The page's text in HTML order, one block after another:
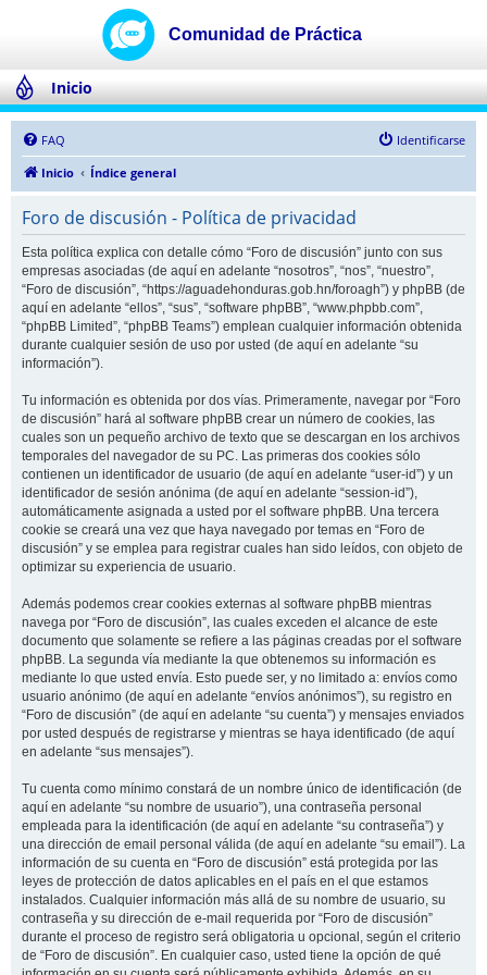
Inicio
FAQ
Identificarse
Inicio
Índice general
Foro de discusión - Política de privacidad
Esta política explica con detalle cómo “Foro de discusión” junto con sus
empresas asociadas (de aquí en adelante “nosotros”, “nos”, “nuestro”,
“Foro de discusión”, “https://aguadehonduras.gob.hn/foroagh”) y phpBB (de
aquí en adelante “ellos”, “sus”, “software phpBB”, “www.phpbb.com”,
“phpBB Limited”, “phpBB Teams”) emplean cualquier información obtenida
durante cualquier sesión de uso por usted (de aquí en adelante “su
información”).
Tu información es obtenida por dos vías. Primeramente, navegar por “Foro
de discusión” hará al software phpBB crear un número de cookies, las
cuales son un pequeño archivo de texto que se descargan en los archivos
temporales del navegador de su PC. Las primeras dos cookies sólo
contienen un identificador de usuario (de aquí en adelante “user-id”) y un
identificador de sesión anónima (de aquí en adelante “session-id”),
automáticamente asignada a usted por el software phpBB. Una tercera
cookie se creará una vez que haya navegado por temas en “Foro de
discusión” y se emplea para registrar cuales han sido leídos, con objeto de
optimizar su experiencia de usuario.
Además podemos crear cookies externas al software phpBB mientras
navega por “Foro de discusión”, las cuales exceden el alcance de este
documento que solamente se refiere a las páginas creadas por el software
phpBB. La segunda vía mediante la que obtenemos su información es
mediante lo que usted envía. Esto puede ser, y no limitado a: envíos como
usuario anónimo (de aquí en adelante “envíos anónimos”), su registro en
“Foro de discusión” (de aquí en adelante “su cuenta”) y mensajes enviados
por usted después de registrarse y mientras se haya identificado (de aquí
en adelante “sus mensajes”).
Tu cuenta como mínimo constará de un nombre único de identificación (de
aquí en adelante “su nombre de usuario”), una contraseña personal
empleada para la identificación (de aquí en adelante “su contraseña”) y
una dirección de email personal válida (de aquí en adelante “su email”). La
información de su cuenta en “Foro de discusión” está protegida por las
leyes de protección de datos aplicables en el país en el que estamos
instalados. Cualquier información más allá de su nombre de usuario, su
contraseña y su dirección de e-mail requerida por “Foro de discusión”
durante el proceso de registro será obligatoria u opcional, según el criterio
de “Foro de discusión”. En cualquier caso, usted tiene la opción de qué